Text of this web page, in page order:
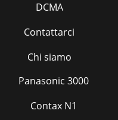
DCMA
Contattarci
Chi siamo
Panasonic 3000
Contax N1